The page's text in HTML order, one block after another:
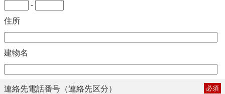
-
住所
建物名
連絡先電話番号（連絡先区分） 必須